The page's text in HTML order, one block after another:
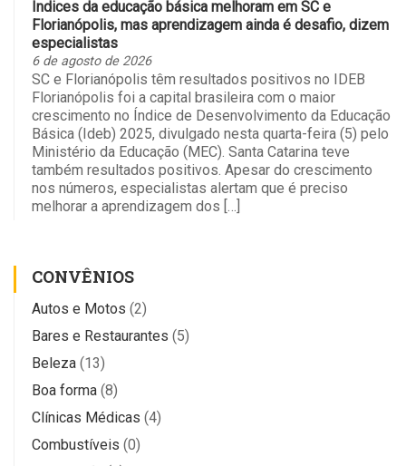
Índices da educação básica melhoram em SC e
Florianópolis, mas aprendizagem ainda é desafio, dizem
especialistas
6 de agosto de 2026
SC e Florianópolis têm resultados positivos no IDEB
Florianópolis foi a capital brasileira com o maior
crescimento no Índice de Desenvolvimento da Educação
Básica (Ideb) 2025, divulgado nesta quarta-feira (5) pelo
Ministério da Educação (MEC). Santa Catarina teve
também resultados positivos. Apesar do crescimento
nos números, especialistas alertam que é preciso
melhorar a aprendizagem dos […]
CONVÊNIOS
Autos e Motos (2)
Bares e Restaurantes (5)
Beleza (13)
Boa forma (8)
Clínicas Médicas (4)
Combustíveis (0)